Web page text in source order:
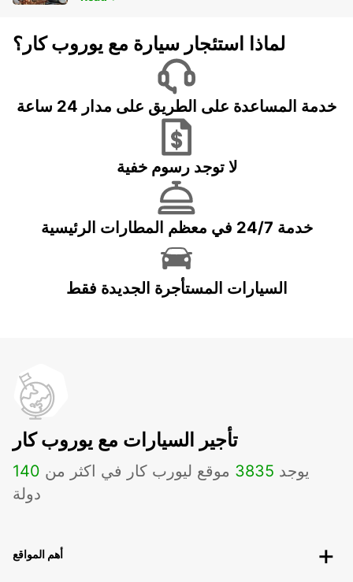
لماذا استئجار سيارة مع يوروب كار؟
خدمة المساعدة على الطريق على مدار 24 ساعة
لا توجد رسوم خفية
خدمة 24/7 في معظم المطارات الرئيسية
السيارات المستأجرة الجديدة فقط
تأجير السيارات مع يوروب كار
يوجد 3835 موقع ليورب كار في اكثر من 140
دولة
أهم المواقع